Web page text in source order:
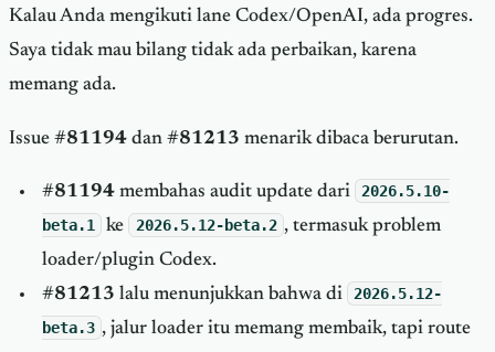
Kalau Anda mengikuti lane Codex/OpenAI, ada progres.
Saya tidak mau bilang tidak ada perbaikan, karena
memang ada.
Issue #81194 dan #81213 menarik dibaca berurutan.
#81194membahas audit update dari
2026.5.10-
beta.1
ke 2026.5.12-beta.2 , termasuk problem
loader/plugin Codex.
#81213 lalu menunjukkan bahwa di
2026.5.12-
beta.3 , jalur loader itu memang membaik, tapi route